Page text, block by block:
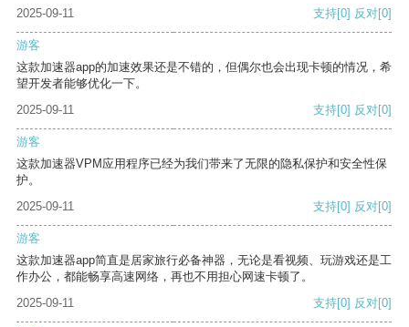
2025-09-11
支持[0] 反对[0]
游客
这款加速器app的加速效果还是不错的，但偶尔也会出现卡顿的情况，希
望开发者能够优化一下。
2025-09-11
支持[0] 反对[0]
游客
这款加速器VPM应用程序已经为我们带来了无限的隐私保护和安全性保
护。
2025-09-11
支持[0] 反对[0]
游客
这款加速器app简直是居家旅行必备神器，无论是看视频、玩游戏还是工
作办公，都能畅享高速网络，再也不用担心网速卡顿了。
2025-09-11
支持[0] 反对[0]